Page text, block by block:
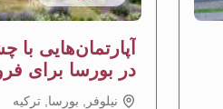
آپارتمان‌هایی با
در بورسا برای
ساوانيلوفر, بورسا, تركيه